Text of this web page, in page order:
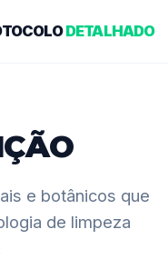
DETALHADO
e botânicos que
de limpeza